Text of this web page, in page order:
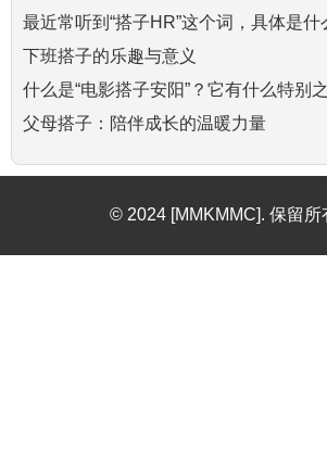
最近常听到“搭子HR”这个词，具体是什
下班搭子的乐趣与意义
什么是“电影搭子安阳”？它有什么特别
父母搭子：陪伴成长的温暖力量
© 2024 [MMKMMC]. 保留所